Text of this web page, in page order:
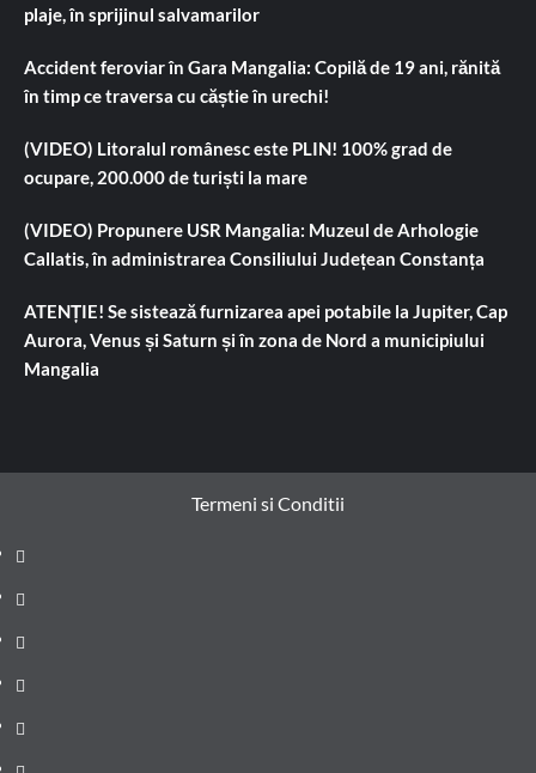
plaje, în sprijinul salvamarilor
Accident feroviar în Gara Mangalia: Copilă de 19 ani, rănită
în timp ce traversa cu căștie în urechi!
(VIDEO) Litoralul românesc este PLIN! 100% grad de
ocupare, 200.000 de turiști la mare
(VIDEO) Propunere USR Mangalia: Muzeul de Arhologie
Callatis, în administrarea Consiliului Județean Constanța
ATENȚIE! Se sistează furnizarea apei potabile la Jupiter, Cap
Aurora, Venus și Saturn și în zona de Nord a municipiului
Mangalia
Termeni si Conditii
Prima
pagină
Știri
de
ultima
Administrație
locală
Actualitate
Justiție
Cultura